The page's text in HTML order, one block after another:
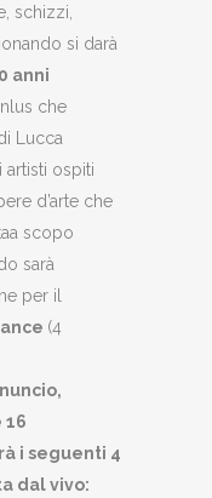
schizzi,
si darà
anni
che
Lucca
artisti ospiti
d’arte che
scopo
sarà
per il
(4
16
i seguenti 4
dal vivo: